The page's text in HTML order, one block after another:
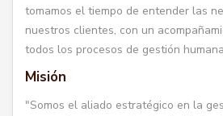
tomamos el tiempo de entender las
nuestros clientes, con un
todos los procesos de gestión
Misión
"Somos el aliado estratégico en la